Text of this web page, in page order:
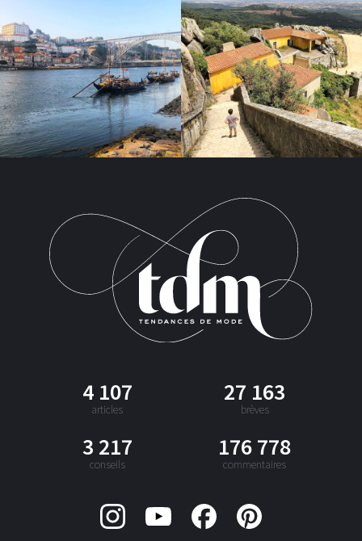
4 107
articles
27 163
brèves
3 217
conseils
176 778
commentaires